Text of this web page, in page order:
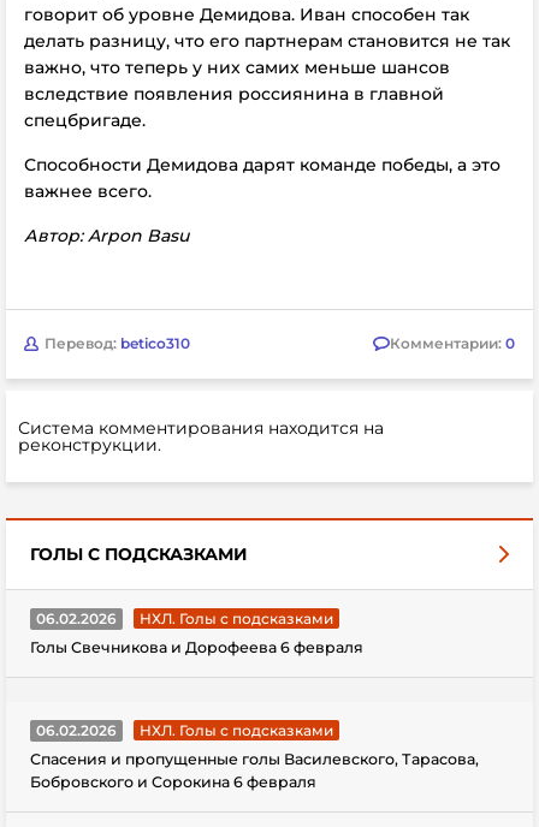
говорит об уровне Демидова. Иван способен так
делать разницу, что его партнерам становится не так
важно, что теперь у них самих меньше шансов
вследствие появления россиянина в главной
спецбригаде.
Способности Демидова дарят команде победы, а это
важнее всего.
Автор: Arpon Basu
Перевод: betico310 Комментарии: 0
Система комментирования находится на
реконструкции.
ГОЛЫ С ПОДСКАЗКАМИ
06.02.2026
НХЛ. Голы с подсказками
Голы Свечникова и Дорофеева 6 февраля
06.02.2026
НХЛ. Голы с подсказками
Спасения и пропущенные голы Василевского, Тарасова,
Бобровского и Сорокина 6 февраля